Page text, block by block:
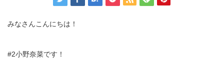
みなさんこんにちは！
#2小野奈菜です！